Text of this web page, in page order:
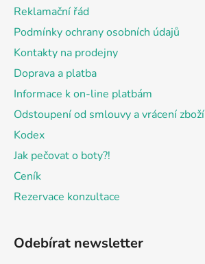
Reklamační řád
Podmínky ochrany osobních údajů
Kontakty na prodejny
Doprava a platba
Informace k on-line platbám
Odstoupení od smlouvy a vrácení zboží
Kodex
Jak pečovat o boty?!
Ceník
Rezervace konzultace
Odebírat newsletter